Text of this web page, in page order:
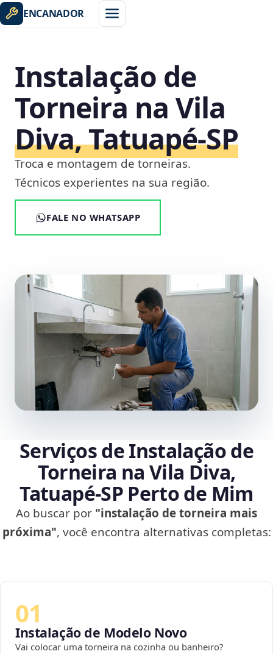
ENCANADOR
Instalação de
Torneira na Vila
Diva, Tatuapé‑SP
Troca e montagem de torneiras.
Técnicos experientes na sua região.
FALE NO WHATSAPP
Serviços de Instalação de
Torneira na Vila Diva,
Tatuapé‑SP Perto de Mim
Ao buscar por "instalação de torneira mais
próxima", você encontra alternativas completas:
01
Instalação de Modelo Novo
Vai colocar uma torneira na cozinha ou banheiro?